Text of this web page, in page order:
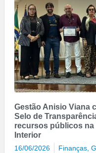
Gestão Anisio Viana
Selo de
recursos públicos na
Interior
16/06/2026 Finanças,